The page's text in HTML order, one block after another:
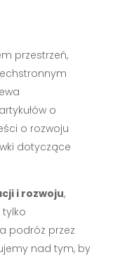
przestrzeń,
o
o rozwoju
dotyczące
i rozwoju,
tylko
podróż przez
nad tym, by